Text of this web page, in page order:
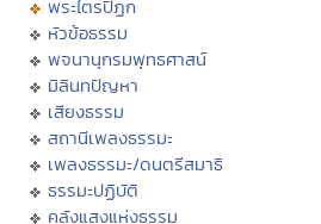
พระไตรปิฏก
หัวข้อธรรม
พจนานุกรมพุทธศาสน์
มิลินทปัญหา
เสียงธรรม
สถานีเพลงธรรมะ
เพลงธรรมะ/ดนตรีสมาธิ
ธรรมะปฏิบัติ
คลังแสงแห่งธรรม